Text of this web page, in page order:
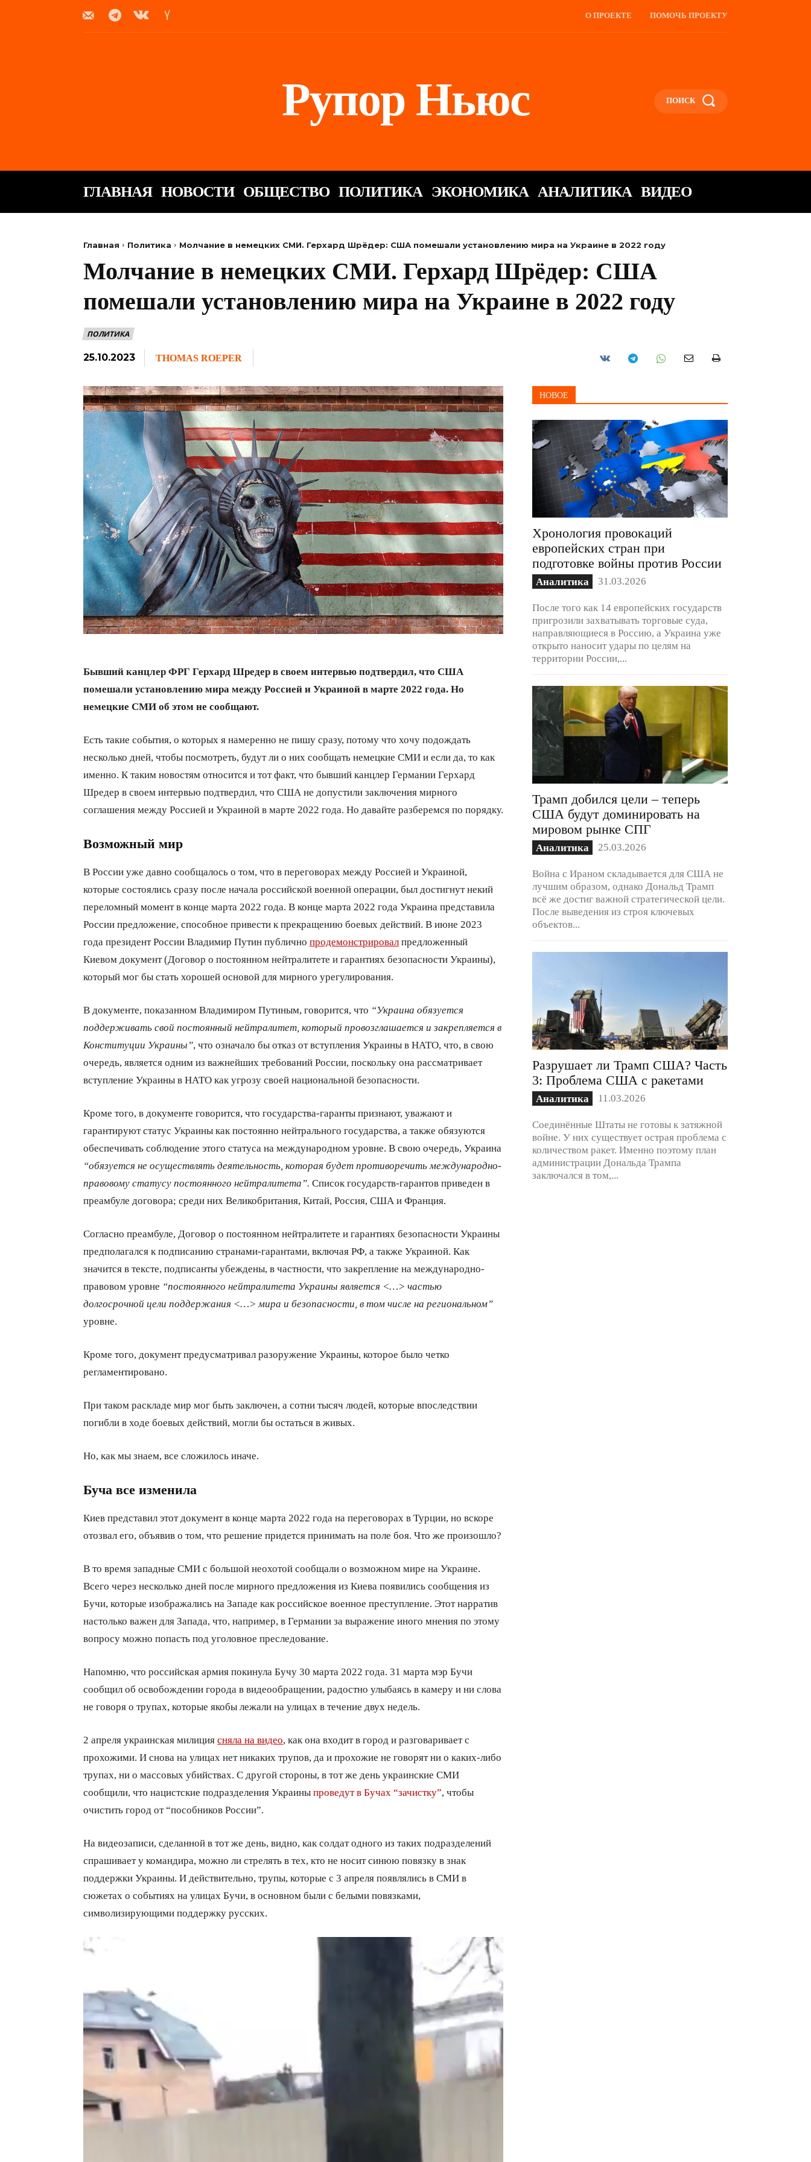
О ПРОЕКТЕ ПОМОЧЬ ПРОЕКТУ
Рупор Ньюс ПОИСК
ГЛАВНАЯ НОВОСТИ ОБЩЕСТВО ПОЛИТИКА ЭКОНОМИКА АНАЛИТИКА ВИДЕО
Главная Политика Молчание в немецких СМИ. Герхард Шрёдер: США помешали установлению мира на Украине в 2022 году
Молчание в немецких СМИ. Герхард Шрёдер: США
помешали установлению мира на Украине в 2022 году
ПОЛИТИКА
25.10.2023 THOMAS ROEPER
Бывший канцлер ФРГ Герхард Шредер в своем интервью подтвердил, что США
помешали установлению мира между Россией и Украиной в марте 2022 года. Но
немецкие СМИ об этом не сообщают.
Есть такие события, о которых я намеренно не пишу сразу, потому что хочу подождать
несколько дней, чтобы посмотреть, будут ли о них сообщать немецкие СМИ и если да, то как
именно. К таким новостям относится и тот факт, что бывший канцлер Германии Герхард
Шредер в своем интервью подтвердил, что США не допустили заключения мирного
соглашения между Россией и Украиной в марте 2022 года. Но давайте разберемся по порядку.
Возможный мир
В России уже давно сообщалось о том, что в переговорах между Россией и Украиной,
которые состоялись сразу после начала российской военной операции, был достигнут некий
переломный момент в конце марта 2022 года. В конце марта 2022 года Украина представила
России предложение, способное привести к прекращению боевых действий. В июне 2023
года президент России Владимир Путин публично продемонстрировал предложенный
Киевом документ (Договор о постоянном нейтралитете и гарантиях безопасности Украины),
который мог бы стать хорошей основой для мирного урегулирования.
В документе, показанном Владимиром Путиным, говорится, что “Украина обязуется
поддерживать свой постоянный нейтралитет, который провозглашается и закрепляется в
Конституции Украины” , что означало бы отказ от вступления Украины в НАТО, что, в свою
очередь, является одним из важнейших требований России, поскольку она рассматривает
вступление Украины в НАТО как угрозу своей национальной безопасности.
Кроме того, в документе говорится, что государства-гаранты признают, уважают и
гарантируют статус Украины как постоянно нейтрального государства, а также обязуются
обеспечивать соблюдение этого статуса на международном уровне. В свою очередь, Украина
“обязуется не осуществлять деятельность, которая будет противоречить международно-
правовому статусу постоянного нейтралитета”. Список государств-гарантов приведен в
преамбуле договора; среди них Великобритания, Китай, Россия, США и Франция.
Согласно преамбуле, Договор о постоянном нейтралитете и гарантиях безопасности Украины
предполагался к подписанию странами-гарантами, включая РФ, а также Украиной. Как
значится в тексте, подписанты убеждены, в частности, что закрепление на международно-
правовом уровне “постоянного нейтралитета Украины является <…> частью
долгосрочной цели поддержания <…> мира и безопасности, в том числе на региональном”
уровне.
Кроме того, документ предусматривал разоружение Украины, которое было четко
регламентировано.
При таком раскладе мир мог быть заключен, а сотни тысяч людей, которые впоследствии
погибли в ходе боевых действий, могли бы остаться в живых.
Но, как мы знаем, все сложилось иначе.
Буча все изменила
Киев представил этот документ в конце марта 2022 года на переговорах в Турции, но вскоре
отозвал его, объявив о том, что решение придется принимать на поле боя. Что же произошло?
В то время западные СМИ с большой неохотой сообщали о возможном мире на Украине.
Всего через несколько дней после мирного предложения из Киева появились сообщения из
Бучи, которые изображались на Западе как российское военное преступление. Этот нарратив
настолько важен для Запада, что, например, в Германии за выражение иного мнения по этому
вопросу можно попасть под уголовное преследование.
Напомню, что российская армия покинула Бучу 30 марта 2022 года. 31 марта мэр Бучи
сообщил об освобождении города в видеообращении, радостно улыбаясь в камеру и ни слова
не говоря о трупах, которые якобы лежали на улицах в течение двух недель.
2 апреля украинская милиция сняла на видео , как она входит в город и разговаривает с
прохожими. И снова на улицах нет никаких трупов, да и прохожие не говорят ни о каких-либо
трупах, ни о массовых убийствах. С другой стороны, в тот же день украинские СМИ
сообщили, что нацистские подразделения Украины проведут в Бучах “зачистку” , чтобы
очистить город от “пособников России”.
На видеозаписи, сделанной в тот же день, видно, как солдат одного из таких подразделений
спрашивает у командира, можно ли стрелять в тех, кто не носит синюю повязку в знак
поддержки Украины. И действительно, трупы, которые с 3 апреля появлялись в СМИ в
сюжетах о событиях на улицах Бучи, в основном были с белыми повязками,
символизирующими поддержку русских.
НОВОЕ
Хронология провокаций
европейских стран при
подготовке войны против России
Аналитика 31.03.2026
После того как 14 европейских государств
пригрозили захватывать торговые суда,
направляющиеся в Россию, а Украина уже
открыто наносит удары по целям на
территории России,...
Трамп добился цели – теперь
США будут доминировать на
мировом рынке СПГ
Аналитика 25.03.2026
Война с Ираном складывается для США не
лучшим образом, однако Дональд Трамп
всё же достиг важной стратегической цели.
После выведения из строя ключевых
объектов...
Разрушает ли Трамп США? Часть
3: Проблема США с ракетами
Аналитика 11.03.2026
Соединённые Штаты не готовы к затяжной
войне. У них существует острая проблема с
количеством ракет. Именно поэтому план
администрации Дональда Трампа
заключался в том,...